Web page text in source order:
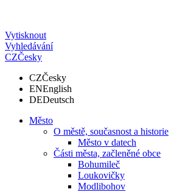
Vytisknout
Vyhledávání
CZČesky
CZČesky
ENEnglish
DEDeutsch
Město
O městě, současnost a historie
Město v datech
Části města, začleněné obce
Bohumileč
Loukovičky
Modlibohov